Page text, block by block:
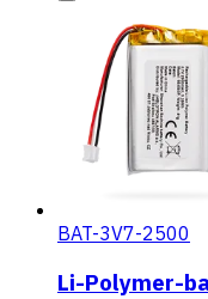
BAT-3V7-2500
Li-Polymer-